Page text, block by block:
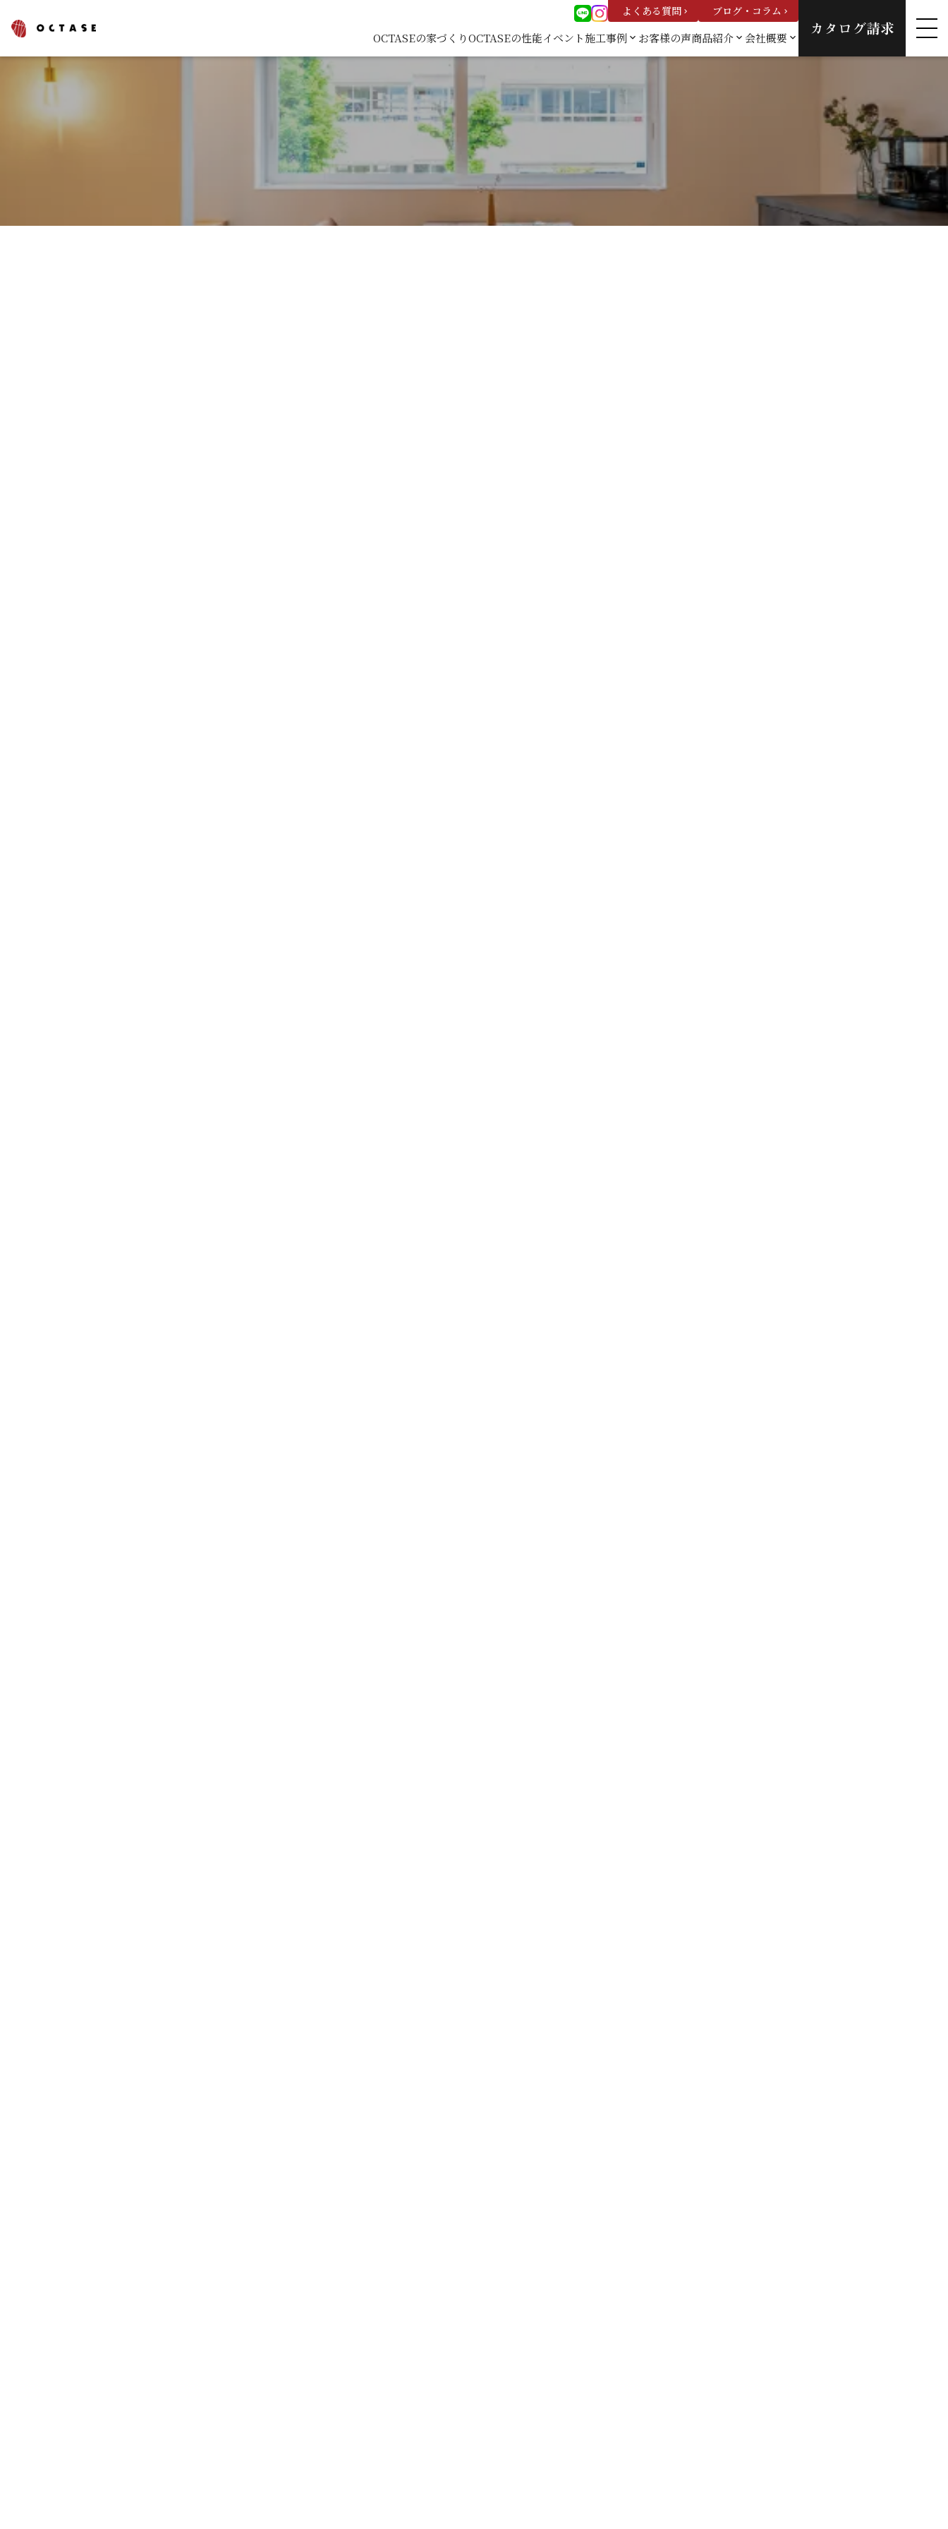
よくある質問 keyboard_arrow_right ブログ・コラム keyboard_arrow_right
OCTASEの家づくりOCTASEの性能イベント施工事例 keyboard_arrow_down
施工事例一
覧
お客様の声商品紹介 keyboard_arrow_down 会社概要 keyboard_arrow_down カタログ請求